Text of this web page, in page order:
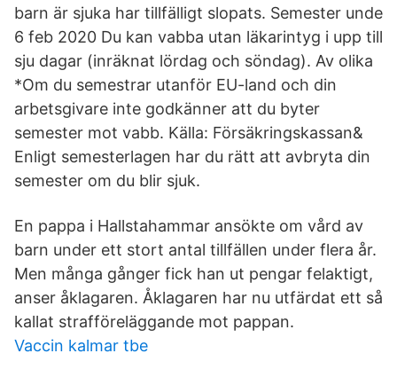
barn är sjuka har tillfälligt slopats. Semester unde
6 feb 2020 Du kan vabba utan läkarintyg i upp till
sju dagar (inräknat lördag och söndag). Av olika
*Om du semestrar utanför EU-land och din
arbetsgivare inte godkänner att du byter
semester mot vabb. Källa: Försäkringskassan&
Enligt semesterlagen har du rätt att avbryta din
semester om du blir sjuk.
En pappa i Hallstahammar ansökte om vård av
barn under ett stort antal tillfällen under flera år.
Men många gånger fick han ut pengar felaktigt,
anser åklagaren. Åklagaren har nu utfärdat ett så
kallat strafföreläggande mot pappan.
Vaccin kalmar tbe